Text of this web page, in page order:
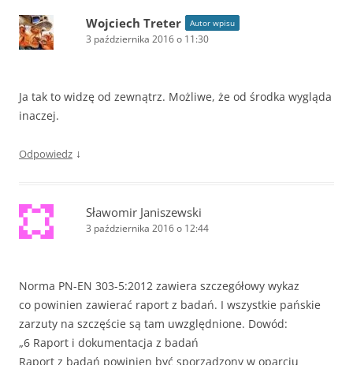
Wojciech Treter Autor wpisu
3 października 2016 o 11:30
Ja tak to widzę od zewnątrz. Możliwe, że od środka wygląda
inaczej.
Odpowiedz ↓
Sławomir Janiszewski
3 października 2016 o 12:44
Norma PN-EN 303-5:2012 zawiera szczegółowy wykaz
co powinien zawierać raport z badań. I wszystkie pańskie
zarzuty na szczęście są tam uwzględnione. Dowód:
„6 Raport i dokumentacja z badań
Raport z badań powinien być sporządzony w oparciu